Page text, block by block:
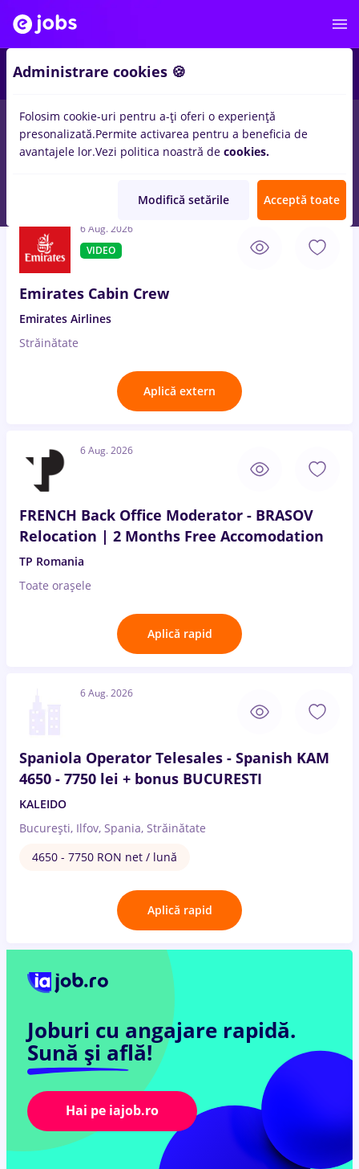
Salarii Fără experiență Entry-Level (< 2 ani)
6 Aug. 2026
VIDEO
Emirates Cabin Crew
Emirates Airlines
Străinătate
Aplică extern
6 Aug. 2026
FRENCH Back Office Moderator - BRASOV
Relocation | 2 Months Free Accomodation
TP Romania
Toate oraşele
Aplică rapid
6 Aug. 2026
Spaniola Operator Telesales - Spanish KAM
4650 - 7750 lei + bonus BUCURESTI
KALEIDO
București, Ilfov, Spania, Străinătate
4650 - 7750 RON net / lună
Aplică rapid
Joburi cu angajare rapidă.
Sună și află!
Hai pe iajob.ro
Administrare cookies 🍪
Folosim cookie-uri pentru a-ți oferi o experiență
presonalizată.Permite activarea pentru a beneficia de
avantajele lor.Vezi politica noastră de cookies.
Modifică setările Acceptă toate